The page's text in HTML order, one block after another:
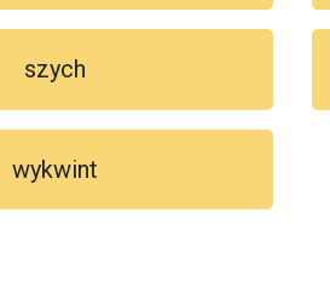
szych
wykwint